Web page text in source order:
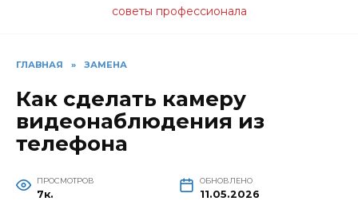
советы профессионала
ГЛАВНАЯ » ЗАМЕНА
Как сделать камеру
видеонаблюдения из
телефона
ПРОСМОТРОВ
7к.
ОБНОВЛЕНО
11.05.2026